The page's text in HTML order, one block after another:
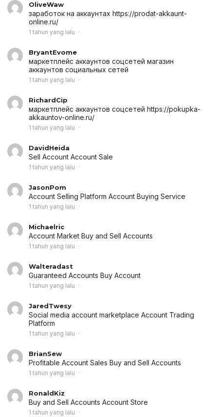
OliveWaw
заработок на аккаунтах https://prodat-akkaunt-
online.ru/
1 tahun yang lalu
BryantEvome
маркетплейс аккаунтов соцсетей магазин
аккаунтов социальных сетей
1 tahun yang lalu
RichardCip
маркетплейс аккаунтов соцсетей https://pokupka-
akkauntov-online.ru/
1 tahun yang lalu
DavidHeida
Sell Account Account Sale
1 tahun yang lalu
JasonPom
Account Selling Platform Account Buying Service
1 tahun yang lalu
Michaelric
Account Market Buy and Sell Accounts
1 tahun yang lalu
Walteradast
Guaranteed Accounts Buy Account
1 tahun yang lalu
JaredTwesy
Social media account marketplace Account Trading
Platform
1 tahun yang lalu
BrianSew
Profitable Account Sales Buy and Sell Accounts
1 tahun yang lalu
RonaldKiz
Buy and Sell Accounts Account Store
1 tahun yang lalu